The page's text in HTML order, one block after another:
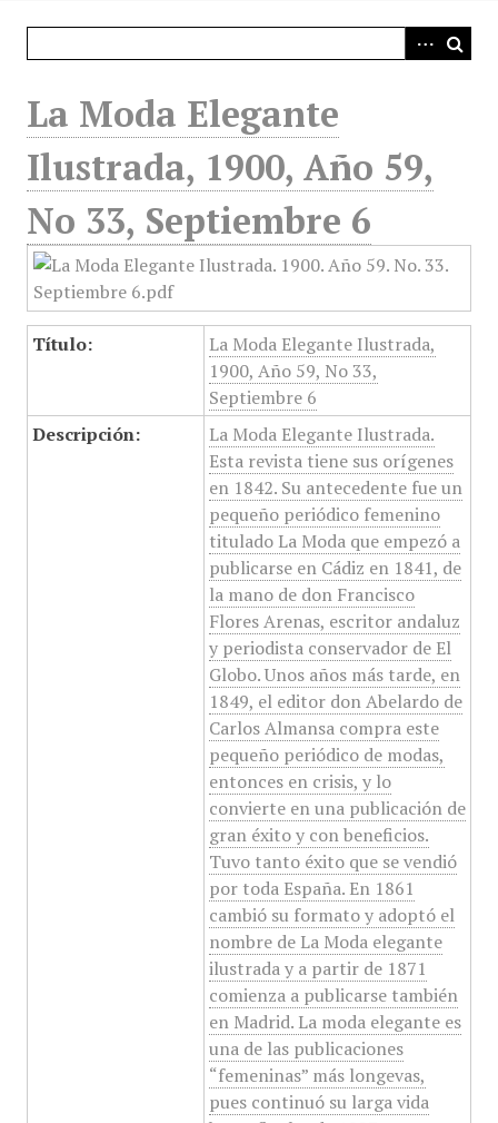
La Moda Elegante
Ilustrada, 1900, Año 59,
No 33, Septiembre 6
Título:
La Moda Elegante Ilustrada,
1900, Año 59, No 33,
Septiembre 6
Descripción:
La Moda Elegante Ilustrada.
Esta revista tiene sus orígenes
en 1842. Su antecedente fue un
pequeño periódico femenino
titulado La Moda que empezó a
publicarse en Cádiz en 1841, de
la mano de don Francisco
Flores Arenas, escritor andaluz
y periodista conservador de El
Globo. Unos años más tarde, en
1849, el editor don Abelardo de
Carlos Almansa compra este
pequeño periódico de modas,
entonces en crisis, y lo
convierte en una publicación de
gran éxito y con beneficios.
Tuvo tanto éxito que se vendió
por toda España. En 1861
cambió su formato y adoptó el
nombre de La Moda elegante
ilustrada y a partir de 1871
comienza a publicarse también
en Madrid. La moda elegante es
una de las publicaciones
“femeninas” más longevas,
pues continuó su larga vida